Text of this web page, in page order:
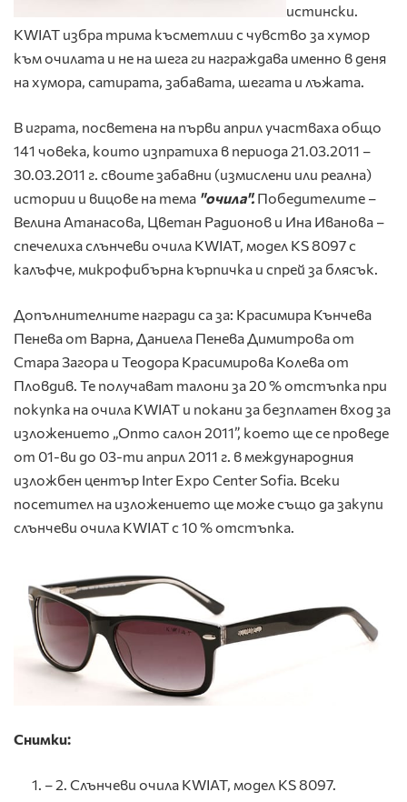
истински.
KWIAT избра трима късметлии с чувство за хумор
към очилата и не на шега ги награждава именно в деня
на хумора, сатирата, забавата, шегата и лъжата.
В играта, посветена на първи април участваха общо
141 човека, които изпратиха в периода 21.03.2011 –
30.03.2011 г. своите забавни (измислени или реална)
истории и вицове на темa "очила". Победителите –
Велина Атанасова, Цветан Радионов и Ина Иванова –
спечелиха слънчеви очила KWIAT, модел KS 8097 с
калъфчe, микрофибърна кърпичка и спрей за блясък.
Допълнителните награди са за: Красимира Кънчева
Пенева от Варна, Даниела Пенева Димитрова от
Стара Загора и Теодора Красимирова Колева от
Пловдив. Те получават талони за 20 % отстъпка при
покупка на очила KWIAT и покани за безплатен вход за
изложението „Опто салон 2011”, което ще се проведе
от 01-ви до 03-ти април 2011 г. в международния
изложбен център Inter Expo Center Sofia. Всеки
посетител на изложението ще може също да закупи
слънчеви очила KWIAT с 10 % отстъпка.
Снимки:
– 2. Слънчеви очила KWIAT, модел KS 8097.